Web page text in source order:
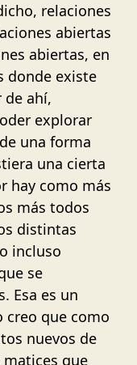
relaciones
abiertas
abiertas, en
donde existe
de ahí,
explorar
una forma
una cierta
hay como más
más todos
distintas
incluso
se
Esa es un
creo que como
nuevos de
que